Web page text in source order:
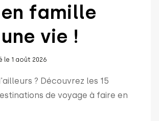
famille
vie !
le 1 août 2026
? Découvrez les 15
de voyage à faire en